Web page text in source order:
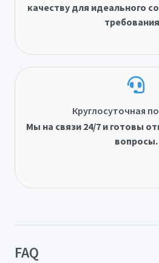
качеству для идеального
Круглосуточная
Мы на связи 24/7 и готовы
вопросы.
FAQ